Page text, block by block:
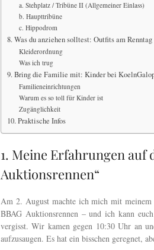
a. Stehplatz / Tribüne II (Allgemeiner Einlass)
b. Haupttribüne
c. Hippodrom
8. Was du anziehen solltest: Outfits am Renntag
Kleiderordnung
Was ich trug
9. Bring die Familie mit: Kinder bei
Familieneinrichtungen
Warum es so toll für Kinder ist
Zugänglichkeit
10. Praktische Infos
1. Meine Erfahrungen auf
Auktionsrennen“
Am 2. August machte ich mich mit
BBAG Auktionsrennen – und ich kann
vergisst. Wir kamen gegen 10:30 Uhr an
aufzusaugen. Es hat ein bisschen geregnet,